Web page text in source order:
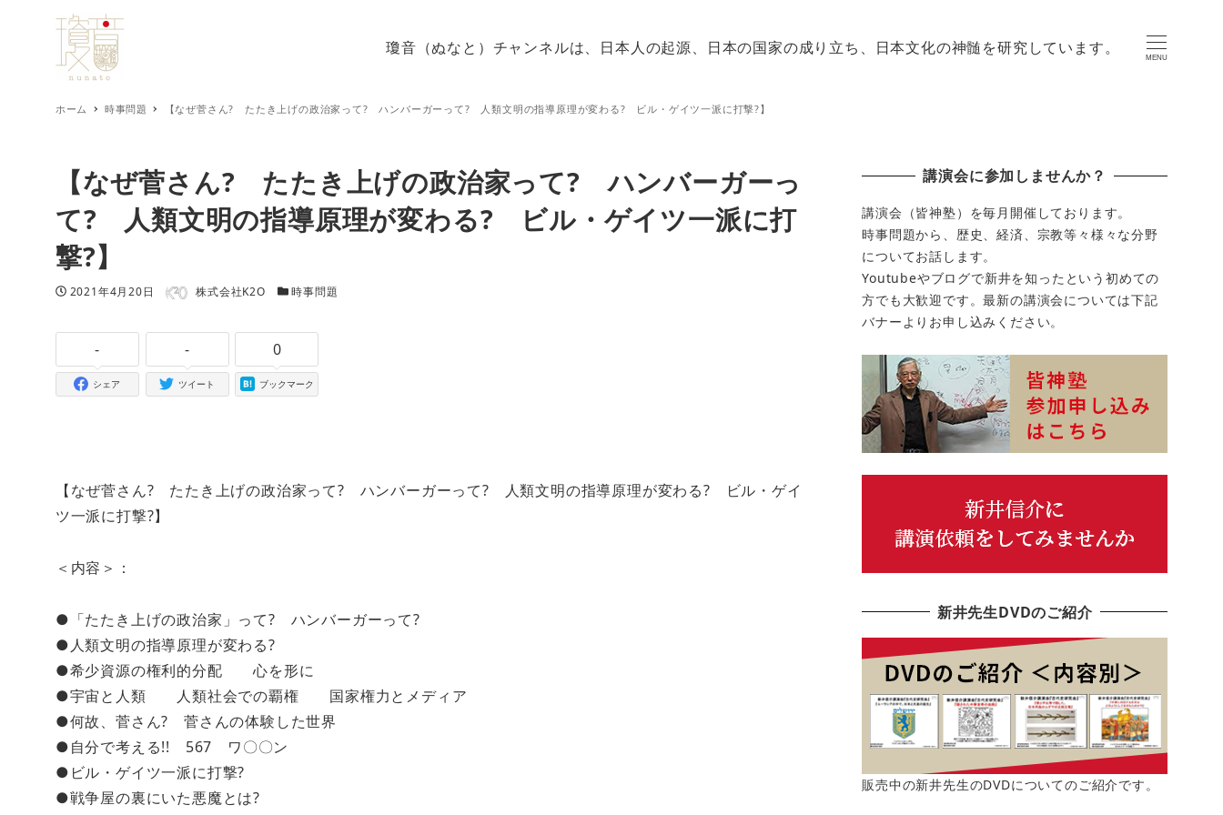
瓊音（ぬなと）チャンネルは、日本人の起源、日本の国家の成り立ち、日本文化の神髄を研究しています。
MENU
ホーム 時事問題 【なぜ菅さん? たたき上げの政治家って? ハンバーガーって? 人類文明の指導原理が変わる? ビル・ゲイツ一派に打撃?】
【なぜ菅さん? たたき上げの政治家って? ハンバーガーっ
て? 人類文明の指導原理が変わる? ビル・ゲイツ一派に打
撃?】
投稿日
2021年4月20日 著者 株式会社K2O カテゴリー
時事問題
-
シェア
-
ツイート
0
ブックマーク
【なぜ菅さん? たたき上げの政治家って? ハンバーガーって? 人類文明の指導原理が変わる? ビル・ゲイ
ツ一派に打撃?】
＜内容＞：
●「たたき上げの政治家」って? ハンバーガーって?
●人類文明の指導原理が変わる?
●希少資源の権利的分配 心を形に
●宇宙と人類 人類社会での覇権 国家権力とメディア
●何故、菅さん? 菅さんの体験した世界
●自分で考える!! 567 ワ〇〇ン
●ビル・ゲイツ一派に打撃?
●戦争屋の裏にいた悪魔とは?
講演会に参加しませんか？
講演会（皆神塾）を毎月開催しております。
時事問題から、歴史、経済、宗教等々様々な分野
についてお話します。
Youtubeやブログで新井を知ったという初めての
方でも大歓迎です。最新の講演会については下記
バナーよりお申し込みください。
新井先生DVDのご紹介
販売中の新井先生のDVDについてのご紹介です。